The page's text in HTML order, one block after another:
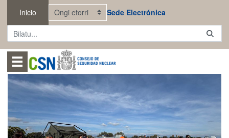
Eduki nagusira joan
Inicio Sede Electrónica
Abrir menú